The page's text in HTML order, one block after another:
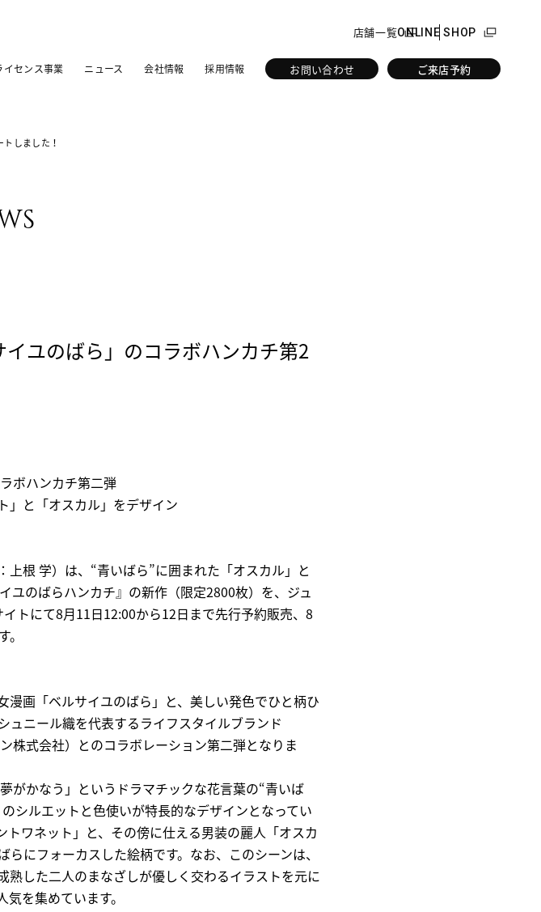
店舗一覧ONLINE SHOP
イセンス事業 ニュース 会社情報 採用情報 お問い合わせ ご来店予約
しました！
イユのばら」のコラボハンカチ第2
ボハンカチ第二弾
」と「オスカル」をデザイン
上根 学）は、“青いばら”に囲まれた「オスカル」と
ユのばらハンカチ』 の新作 （限定2800枚） を、 ジュ
トにて8月11日12:00から12日まで先行予約販売、 8
。
画「ベルサイユのばら」と、美しい発色でひと柄ひ
ュニール織を代表するライフスタイルブランド
株式会社）とのコラボレーション第二弾となりま
がかなう」というドラマチックな花言葉の“青いば
シルエットと色使いが特長的なデザインとなってい
ワネット」と、その傍に仕える男装の麗人「オスカ
にフォーカスした絵柄です。なお、このシーンは、
熟した二人のまなざしが優しく交わるイラストを元に
を集めています。